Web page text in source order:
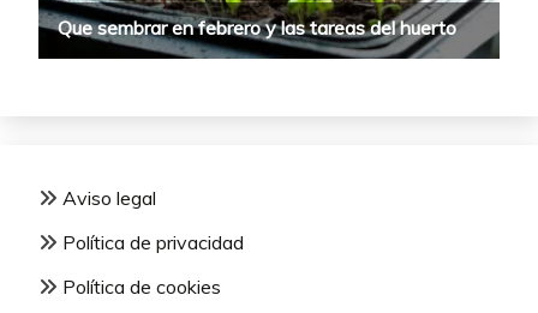
Aviso legal
Política de privacidad
Política de cookies